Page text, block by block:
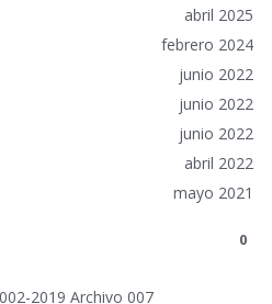
abril 2025
febrero 2024
junio 2022
junio 2022
junio 2022
abril 2022
mayo 2021
0
2019 Archivo 007